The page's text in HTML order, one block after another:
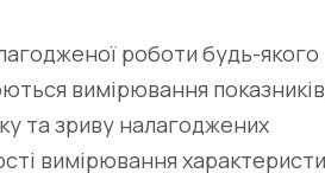
роботи будь-якого
вимірювання
та зриву налагоджених
вимірювання